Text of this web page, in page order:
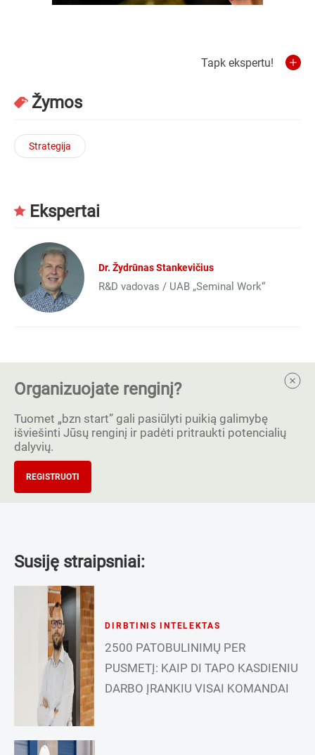
Tapk ekspertu!
Žymos
Strategija
Ekspertai
Dr. Žydrūnas Stankevičius
R&D vadovas / UAB „Seminal Work“
Organizuojate renginį?
Tuomet „bzn start” gali pasiūlyti puikią galimybę
išviešinti Jūsų renginį ir padėti pritraukti potencialių
dalyvių.
REGISTRUOTI
Susiję straipsniai:
DIRBTINIS INTELEKTAS
2500 PATOBULINIMŲ PER
PUSMETĮ: KAIP DI TAPO KASDIENIU
DARBO ĮRANKIU VISAI KOMANDAI